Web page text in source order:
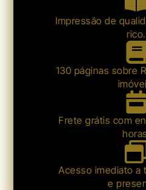
Impressão de
rico.
130 páginas sobre
Frete grátis com
Acesso imediato a
e